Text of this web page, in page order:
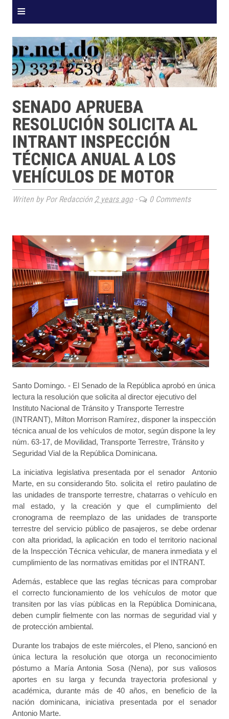
≡
SENADO APRUEBA
RESOLUCIÓN SOLICITA AL
INTRANT INSPECCIÓN
TÉCNICA ANUAL A LOS
VEHÍCULOS DE MOTOR
Writen by Por Redacción 2 years ago- 0 Comments
Santo Domingo. - El Senado de la República aprobó en única
lectura la resolución que solicita al director ejecutivo del
Instituto Nacional de Tránsito y Transporte Terrestre
(INTRANT), Milton Morrison Ramírez, disponer la inspección
técnica anual de los vehículos de motor, según dispone la ley
núm. 63-17, de Movilidad, Transporte Terrestre, Tránsito y
Seguridad Vial de la República Dominicana.
La iniciativa legislativa presentada por el senador Antonio
Marte, en su considerando 5to. solicita el retiro paulatino de
las unidades de transporte terrestre, chatarras o vehículo en
mal estado, y la creación y que el cumplimiento del
cronograma de reemplazo de las unidades de transporte
terrestre del servicio público de pasajeros, se debe ordenar
con alta prioridad, la aplicación en todo el territorio nacional
de la Inspección Técnica vehicular, de manera inmediata y el
cumplimiento de las normativas emitidas por el INTRANT.
Además, establece que las reglas técnicas para comprobar
el correcto funcionamiento de los vehículos de motor que
transiten por las vías públicas en la República Dominicana,
deben cumplir fielmente con las normas de seguridad vial y
de protección ambiental.
Durante los trabajos de este miércoles, el Pleno, sancionó en
única lectura la resolución que otorga un reconocimiento
póstumo a María Antonia Sosa (Nena), por sus valiosos
aportes en su larga y fecunda trayectoria profesional y
académica, durante más de 40 años, en beneficio de la
nación dominicana, iniciativa presentada por el senador
Antonio Marte.